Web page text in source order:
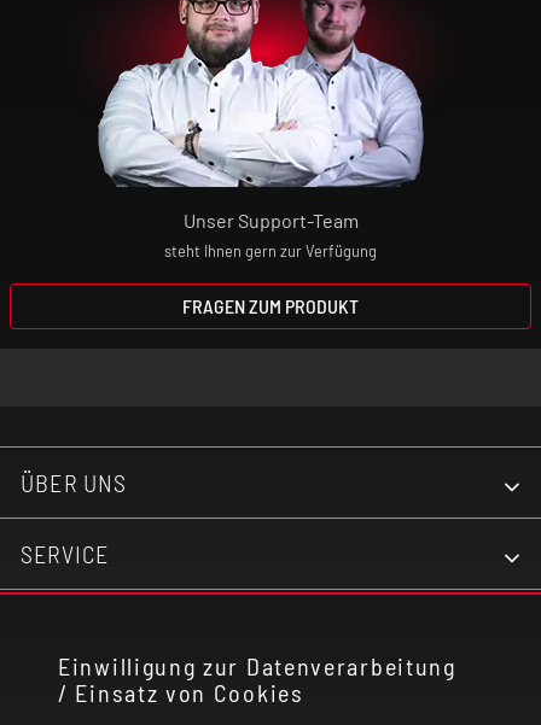
Einwilligung zur Datenverarbeitung
/ Einsatz von Cookies
Unser Support-Team
steht Ihnen gern zur Verfügung
FRAGEN ZUM PRODUKT
ÜBER UNS
SERVICE
RECHTLICHES